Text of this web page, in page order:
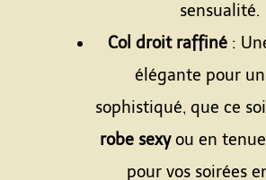
sensualité.
Col droit raffiné :
élégante pour
sophistiqué, que ce
robe sexyou en tenue
pour vos soirées